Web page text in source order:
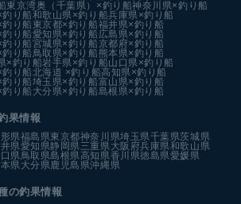
東京湾奥（千葉県）×釣り船神奈川県×釣り船
り船和歌山県×釣り船兵庫県×釣り船
り船 東京都×釣り船福井県×釣り船
り船愛知県×釣り船 広島県×釣り船
り船宮城県×釣り船京都府×釣り船
り船鳥取県×釣り船 熊本県×釣り船
×釣り船岩手県×釣り船山口県×釣り船
り船北海道 ×釣り船高知県×釣り船
り船埼玉県×釣り船富山県×釣り船
り船 大分県×釣り船島根県×釣り船
果情報
県福島県東京都神奈川県埼玉県千葉県茨城県
県愛知県静岡県三重県大阪府兵庫県和歌山県
県鳥取県島根県高知県香川県徳島県愛媛県
県大分県鹿児島県沖縄県
の釣果情報